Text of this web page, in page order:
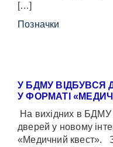
[…]
Позначки
У БДМУ ВІДБУВСЯ
У ФОРМАТІ
На вихідних в БДМУ
дверей у новому
«Медичний квест».